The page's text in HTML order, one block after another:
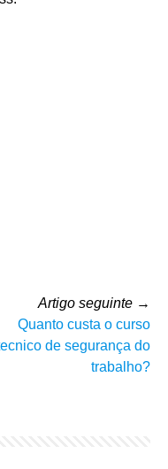
Artigo seguinte →
Quanto custa o curso
de segurança do
trabalho?